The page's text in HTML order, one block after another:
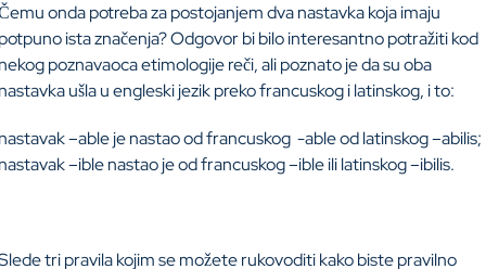
onda potreba za postojanjem dva nastavka koja imaju
ista značenja? Odgovor bi bilo interesantno potražiti kod
poznavaoca etimologije reči, ali poznato je da su oba
ušla u engleski jezik preko francuskog i latinskog, i to:
–able je nastao od francuskog -able od latinskog –abilis;
–ible nastao je od francuskog –ible ili latinskog –ibilis.
tri pravila kojim se možete rukovoditi kako biste pravilno